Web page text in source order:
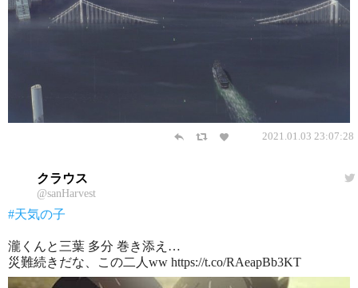
2021.01.03 23:07:28
クラウス
@sanHarvest
#天気の子
瀧くんと三葉 多分 巻き添え…
災難続きだな、この二人ww https://t.co/RAeapBb3KT